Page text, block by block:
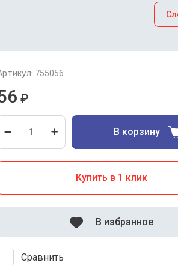
755056
₽
В корзину
Купить в 1 клик
Сравнить
В избранное